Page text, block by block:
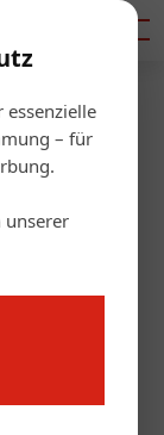
essenzielle
– für